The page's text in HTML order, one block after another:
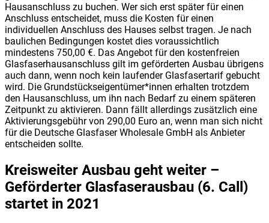
Hausanschluss zu buchen. Wer sich erst später für einen
Anschluss entscheidet, muss die Kosten für einen
individuellen Anschluss des Hauses selbst tragen. Je nach
baulichen Bedingungen kostet dies voraussichtlich
mindestens 750,00 €. Das Angebot für den kostenfreien
Glasfaserhausanschluss gilt im geförderten Ausbau übrigens
auch dann, wenn noch kein laufender Glasfasertarif gebucht
wird. Die Grundstückseigentümer*innen erhalten trotzdem
den Hausanschluss, um ihn nach Bedarf zu einem späteren
Zeitpunkt zu aktivieren. Dann fällt allerdings zusätzlich eine
Aktivierungsgebühr von 290,00 Euro an, wenn man sich nicht
für die Deutsche Glasfaser Wholesale GmbH als Anbieter
entscheiden sollte.
Kreisweiter Ausbau geht weiter –
Geförderter Glasfaserausbau (6. Call)
startet in 2021